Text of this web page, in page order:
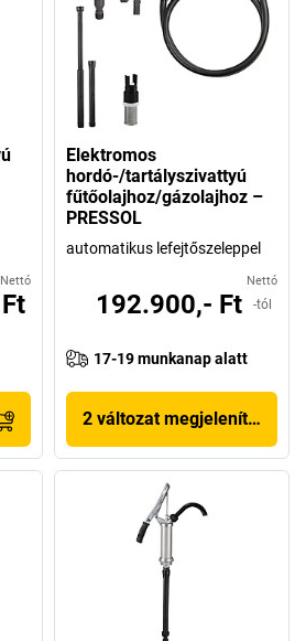
Nettó
Elektromos
hordó-/tartályszivattyú
fűtőolajhoz/gázolajhoz –
PRESSOL
automatikus lefejtőszeleppel
Nettó
192.900,- Ft -tól
17-19 munkanap alatt
2 változat megjelenítése